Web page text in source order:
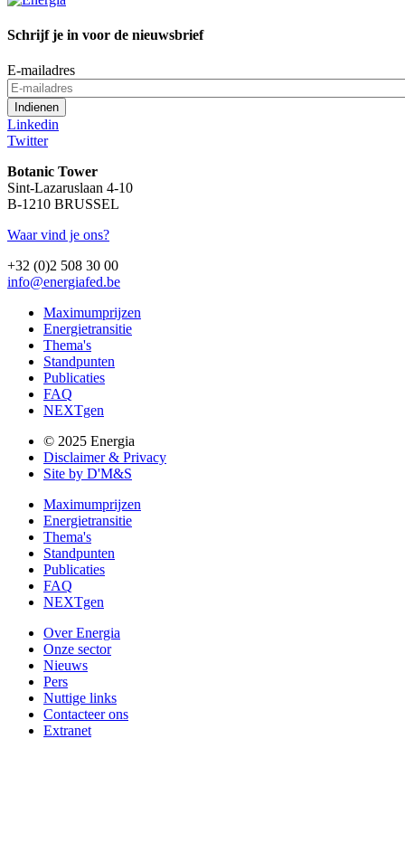
Schrijf je in voor de nieuwsbrief
E-mailadres
Linkedin
Twitter
Botanic Tower
Sint-Lazaruslaan 4-10
B-1210 BRUSSEL
Waar vind je ons?
+32 (0)2 508 30 00
info@energiafed.be
Maximumprijzen
Energietransitie
Thema's
Standpunten
Publicaties
FAQ
NEXTgen
© 2025 Energia
Disclaimer & Privacy
Site by D'M&S
Maximumprijzen
Energietransitie
Thema's
Standpunten
Publicaties
FAQ
NEXTgen
Over Energia
Onze sector
Nieuws
Pers
Nuttige links
Contacteer ons
Extranet